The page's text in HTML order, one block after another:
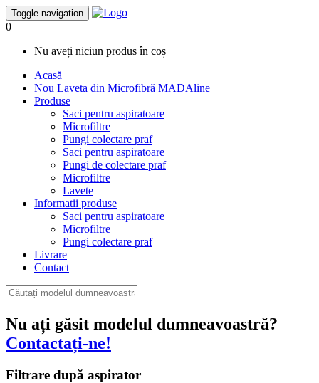
Toggle navigation
0
Nu aveți niciun produs în coș
Acasă
Nou Laveta din Microfibră MADAline
Produse
Saci pentru aspiratoare
Microfiltre
Pungi colectare praf
Saci pentru aspiratoare
Pungi de colectare praf
Microfiltre
Lavete
Informatii produse
Saci pentru aspiratoare
Microfiltre
Pungi colectare praf
Livrare
Contact
Nu ați găsit modelul dumneavoastră?
Contactați-ne!
Filtrare după aspirator